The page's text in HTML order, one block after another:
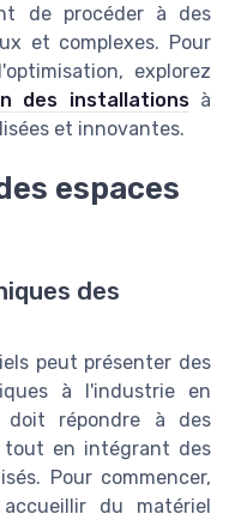
de procéder à des
et complexes. Pour
explorez
des installationsà
et innovantes.
espaces
des
peut présenter des
à l'industrie en
doit répondre à des
tout en intégrant des
Pour commencer,
du matériel